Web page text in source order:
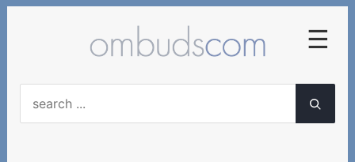
☰
Frühzeitige